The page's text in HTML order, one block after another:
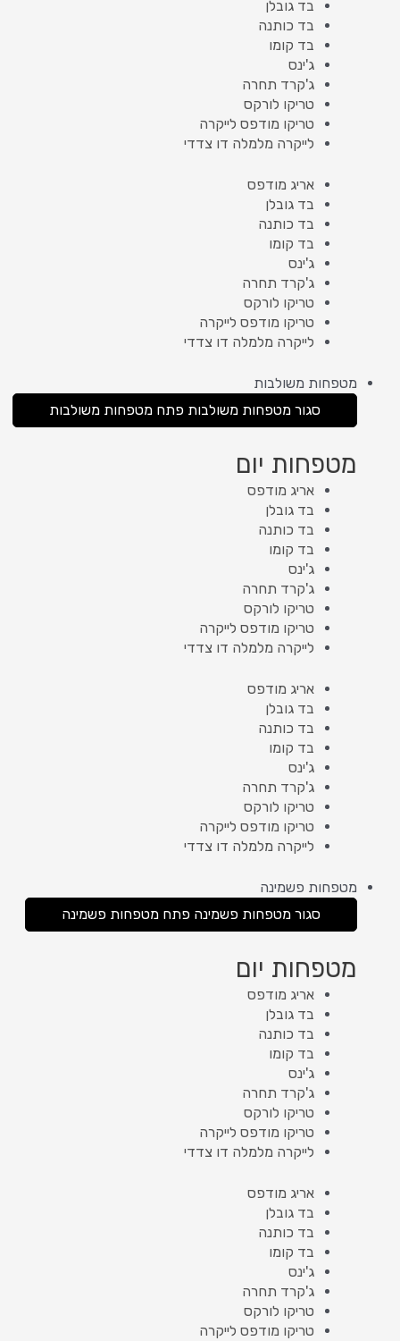
בד גובלן
בד כותנה
בד קומו
ג'ינס
ג'קרד תחרה
טריקו לורקס
טריקו מודפס לייקרה
לייקרה מלמלה דו צדדי
אריג מודפס
בד גובלן
בד כותנה
בד קומו
ג'ינס
ג'קרד תחרה
טריקו לורקס
טריקו מודפס לייקרה
לייקרה מלמלה דו צדדי
מטפחות משולבות
סגור מטפחות משולבות פתח מטפחות משולבות
מטפחות יום
אריג מודפס
בד גובלן
בד כותנה
בד קומו
ג'ינס
ג'קרד תחרה
טריקו לורקס
טריקו מודפס לייקרה
לייקרה מלמלה דו צדדי
אריג מודפס
בד גובלן
בד כותנה
בד קומו
ג'ינס
ג'קרד תחרה
טריקו לורקס
טריקו מודפס לייקרה
לייקרה מלמלה דו צדדי
מטפחות פשמינה
סגור מטפחות פשמינה פתח מטפחות פשמינה
מטפחות יום
אריג מודפס
בד גובלן
בד כותנה
בד קומו
ג'ינס
ג'קרד תחרה
טריקו לורקס
טריקו מודפס לייקרה
לייקרה מלמלה דו צדדי
אריג מודפס
בד גובלן
בד כותנה
בד קומו
ג'ינס
ג'קרד תחרה
טריקו לורקס
טריקו מודפס לייקרה